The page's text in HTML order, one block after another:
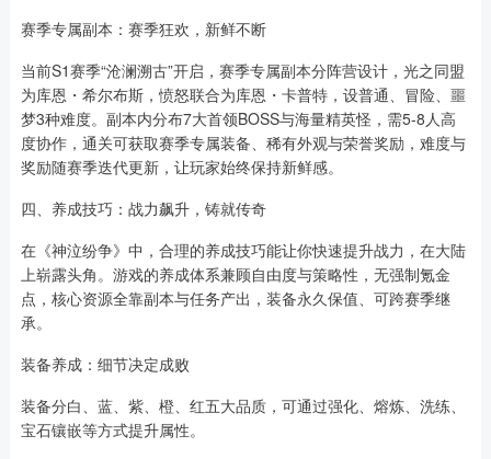
赛季专属副本：赛季狂欢，新鲜不断
当前S1赛季“沧澜溯古”开启，赛季专属副本分阵营设计，光之同盟
为库恩・希尔布斯，愤怒联合为库恩・卡普特，设普通、冒险、噩
梦3种难度。副本内分布7大首领BOSS与海量精英怪，需5-8人高
度协作，通关可获取赛季专属装备、稀有外观与荣誉奖励，难度与
奖励随赛季迭代更新，让玩家始终保持新鲜感。
四、养成技巧：战力飙升，铸就传奇
在《神泣纷争》中，合理的养成技巧能让你快速提升战力，在大陆
上崭露头角。游戏的养成体系兼顾自由度与策略性，无强制氪金
点，核心资源全靠副本与任务产出，装备永久保值、可跨赛季继
承。
装备养成：细节决定成败
装备分白、蓝、紫、橙、红五大品质，可通过强化、熔炼、洗练、
宝石镶嵌等方式提升属性。